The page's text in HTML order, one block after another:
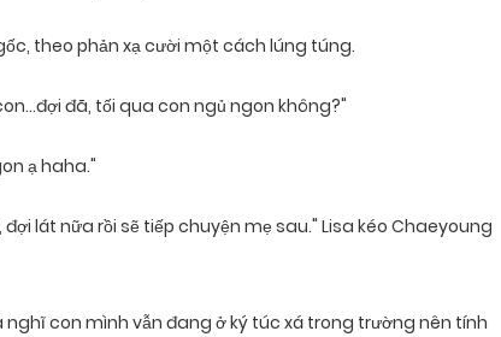
theo phản xạ cười một cách lúng túng.
đã, tối qua con ngủ ngon không?"
ạ haha."
lát nữa rồi sẽ tiếp chuyện mẹ sau." Lisa kéo Chaeyoung
con mình vẫn đang ở ký túc xá trong trường nên tính